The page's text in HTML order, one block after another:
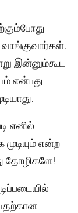
இன்னும்கூட
என்பது
எனில்
என்ற
தோழிகளே!